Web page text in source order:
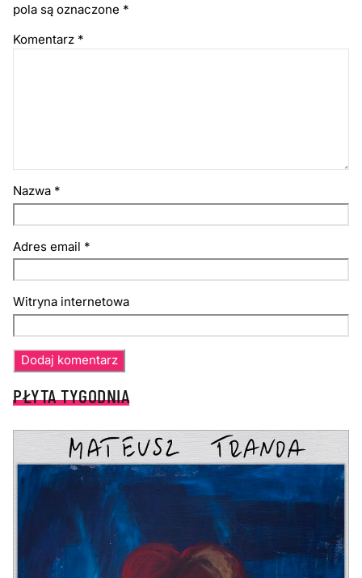
pola są oznaczone *
Komentarz *
Nazwa *
Adres email *
Witryna internetowa
PŁYTA TYGODNIA